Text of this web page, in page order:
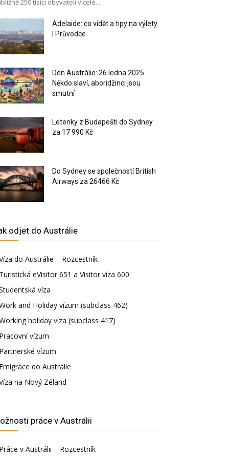
250 tisíci obyvateli v celé...
Adelaide: co vidět a tipy na výlety
| Průvodce
Den Austrálie: 26.ledna 2025.
Někdo slaví, aboridžinci jsou
smutní
Letenky z Budapešti do Sydney
za 17 990 Kč
Do Sydney se společností British
Airways za 26466 Kč
odjet do Austrálie
do Austrálie – Rozcestník
eVisitor 651 a Visitor víza 600
víza
and Holiday vízum (subclass 462)
holiday víza (subclass 417)
vízum
vízum
do Austrálie
na Nový Zéland
práce v Austrálii
v Austrálii – Rozcestník